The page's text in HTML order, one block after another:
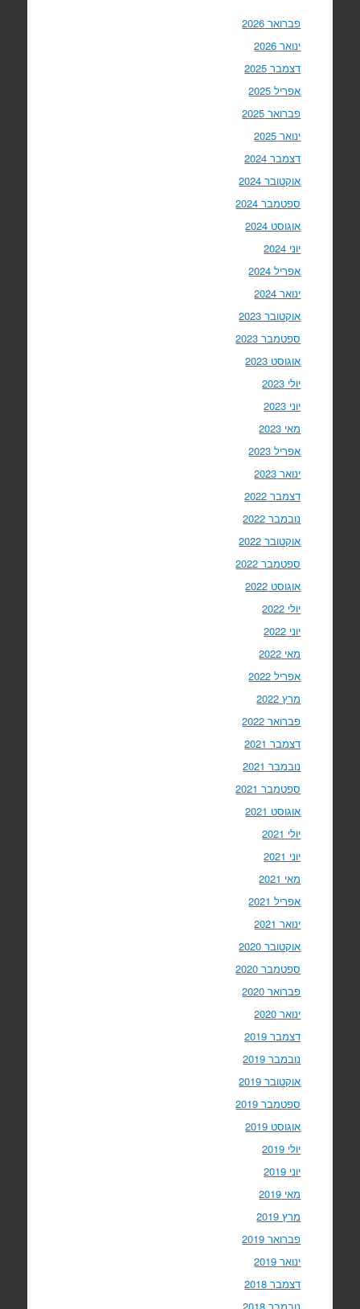
פברואר 2026
ינואר 2026
דצמבר 2025
אפריל 2025
פברואר 2025
ינואר 2025
דצמבר 2024
אוקטובר 2024
ספטמבר 2024
אוגוסט 2024
יוני 2024
אפריל 2024
ינואר 2024
אוקטובר 2023
ספטמבר 2023
אוגוסט 2023
יולי 2023
יוני 2023
מאי 2023
אפריל 2023
ינואר 2023
דצמבר 2022
נובמבר 2022
אוקטובר 2022
ספטמבר 2022
אוגוסט 2022
יולי 2022
יוני 2022
מאי 2022
אפריל 2022
מרץ 2022
פברואר 2022
דצמבר 2021
נובמבר 2021
ספטמבר 2021
אוגוסט 2021
יולי 2021
יוני 2021
מאי 2021
אפריל 2021
ינואר 2021
אוקטובר 2020
ספטמבר 2020
פברואר 2020
ינואר 2020
דצמבר 2019
נובמבר 2019
אוקטובר 2019
ספטמבר 2019
אוגוסט 2019
יולי 2019
יוני 2019
מאי 2019
מרץ 2019
פברואר 2019
ינואר 2019
דצמבר 2018